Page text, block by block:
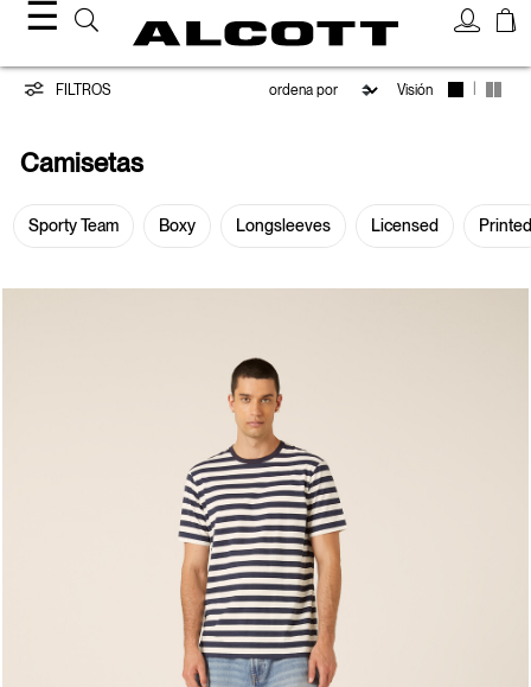
☰
Camisetas
FILTROS Visión
Camisetas
Sporty Team Boxy Longsleeves Licensed